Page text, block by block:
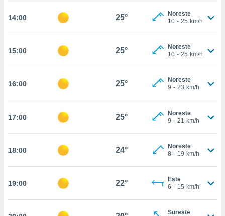
seguir
coste.
botón
a la
todas
nos
y análisis
como
y
en
14:00 25°
Noreste
10 - 25 km/h
15:00 25°
Noreste
10 - 25 km/h
16:00 25°
Noreste
9 - 23 km/h
17:00 25°
Noreste
9 - 21 km/h
18:00 24°
Noreste
8 - 19 km/h
19:00 22°
Este
6 - 15 km/h
Sureste